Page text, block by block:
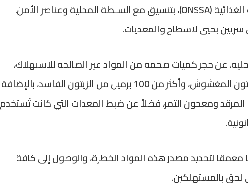
الوطني للسلامة الصحية للمنتجات الغذائية (ONSSA)، بتنسيق مع السلطة المحلية وعناصر الأمن.
بحيي لاسطاح والمعديات.
عن حجز كميات ضخمة من المواد غير الصالحة للاستهلاك،
شملت حوالي 5 أطنان من زيت الزيتون المغشوش، وأكثر من 100 برميل من الزيتون الفاسد، بالإضافة
ومعجون التمر، فضلاً عن ضبط المعدات التي كانت تُستخدم
معمقاً لتحديد مصدر هذه المواد الخطرة، والوصول إلى كافة
لحق بالمستهلكين.